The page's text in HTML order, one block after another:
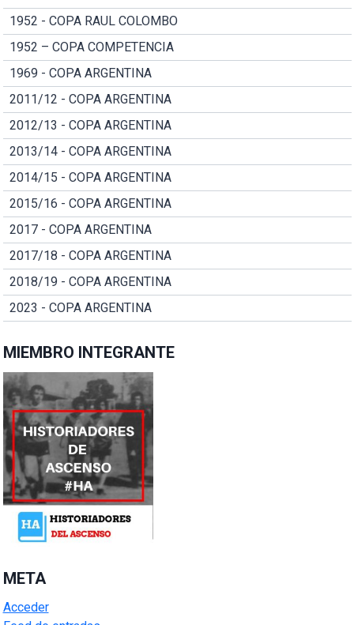
1952 - COPA RAUL COLOMBO
1952 – COPA COMPETENCIA
1969 - COPA ARGENTINA
2011/12 - COPA ARGENTINA
2012/13 - COPA ARGENTINA
2013/14 - COPA ARGENTINA
2014/15 - COPA ARGENTINA
2015/16 - COPA ARGENTINA
2017 - COPA ARGENTINA
2017/18 - COPA ARGENTINA
2018/19 - COPA ARGENTINA
2023 - COPA ARGENTINA
MIEMBRO INTEGRANTE
META
Acceder